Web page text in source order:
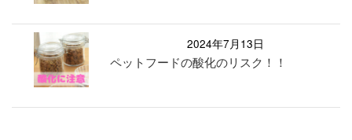
2024年7月13日
ペットフードの酸化のリスク！！